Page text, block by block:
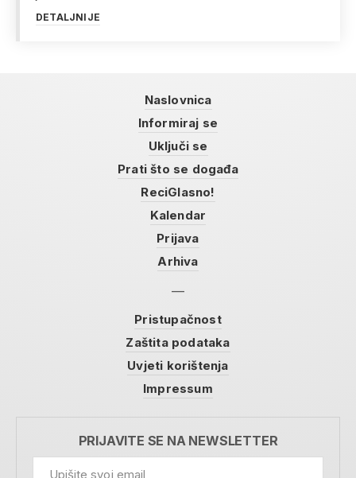
DETALJNIJE
Naslovnica
Informiraj se
Uključi se
Prati što se događa
ReciGlasno!
Kalendar
Prijava
Arhiva
Pristupačnost
Zaštita podataka
Uvjeti korištenja
Impressum
PRIJAVITE SE NA NEWSLETTER